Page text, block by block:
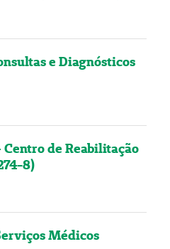
e Diagnósticos
Centro de Reabilitação
8)
Médicos